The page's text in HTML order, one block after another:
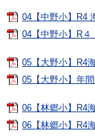
04【中野小】R4
04【中野小】R
05【大野小】R4
05【大野小】年
06【林郷小】R4
06【林郷小】R4